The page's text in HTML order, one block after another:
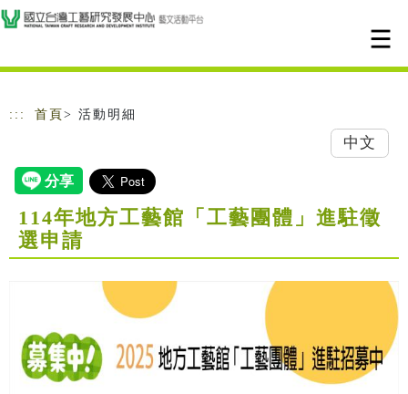
跳到主要內容
網站導覽
::: 首頁 > 活動明細
中文
114年地方工藝館「工藝團體」進駐徵
選申請